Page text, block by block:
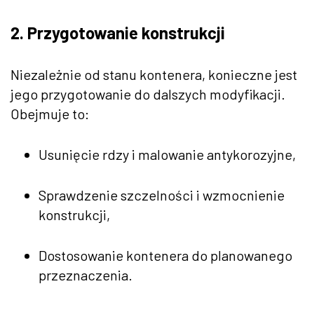
2. Przygotowanie konstrukcji
Niezależnie od stanu kontenera, konieczne jest
jego przygotowanie do dalszych modyfikacji.
Obejmuje to:
Usunięcie rdzy i malowanie antykorozyjne,
Sprawdzenie szczelności i wzmocnienie
konstrukcji,
Dostosowanie kontenera do planowanego
przeznaczenia.